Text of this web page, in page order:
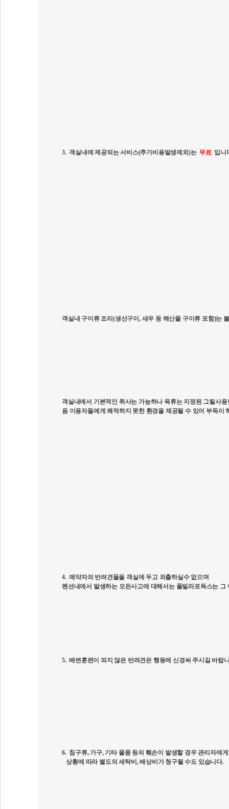
3. 객실내에 제공되는 서비스(추가비용발생제외 )는 무료 입니
객실내 구이류 조리(생선구이, 새우 등 해산물 구이류 포함)는
객실내에서 기본적인 취사는 가능하나 육류는 지정된 그릴사
음 이용자들에게 쾌적하지 못한 환경을 제공될 수 있어 부득이
4. 예약자의 반려견들을 객실에 두고 외출하실수 없으며
펜션내에서 발생하는 모든사고에 대해서는 풀빌라포독스는 그
5. 배변훈련이 되지 않은 반려견은 행동에 신경써 주시길 바랍
6. 침구류,가구,기타 물품 등의 훼손이 발생할 경우 관리자에
상황에 따라 별도의 세탁비 ,배상비가 청구될 수도 있습니다.